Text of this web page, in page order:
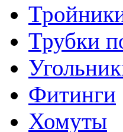
Трубки
Фитинги
Хомуты